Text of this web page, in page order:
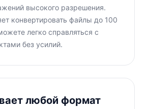
высокого разрешения.
конвертировать файлы до 100
легко справляться с
без усилий.
любой формат